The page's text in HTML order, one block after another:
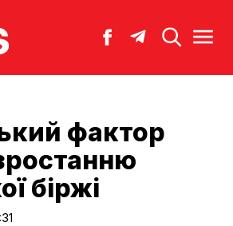
фактор
біржі